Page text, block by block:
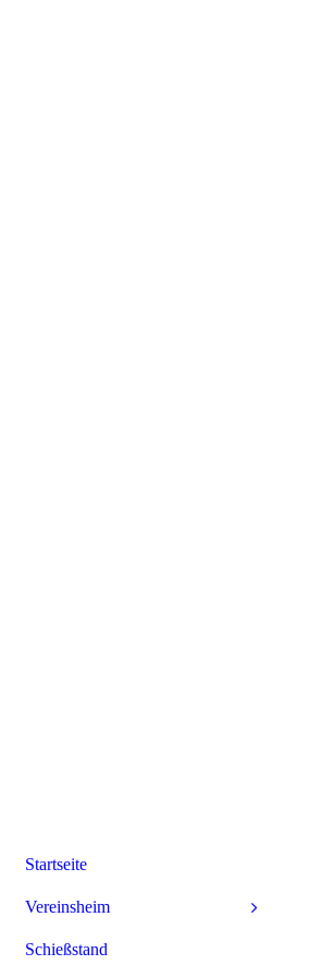
Startseite
Vereinsheim
Schießstand